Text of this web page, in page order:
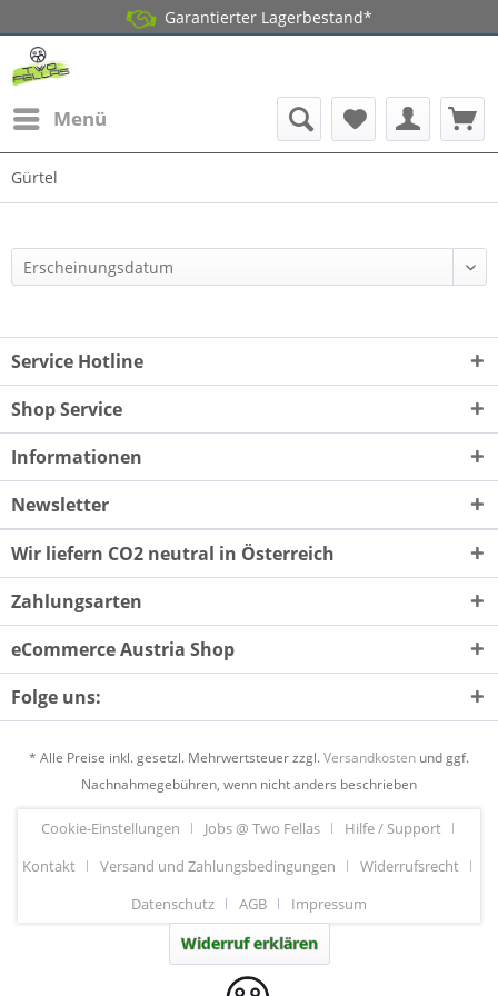
Garantierter Lagerbestand*
Menü
Gürtel
Service Hotline
Shop Service
Informationen
Newsletter
Wir liefern CO2 neutral in Österreich
Zahlungsarten
eCommerce Austria Shop
Folge uns:
* Alle Preise inkl. gesetzl. Mehrwertsteuer zzgl.Versandkosten und ggf.
Nachnahmegebühren, wenn nicht anders beschrieben
Cookie-Einstellungen Jobs @ Two Fellas
Hilfe / Support
Kontakt
Versand und Zahlungsbedingungen
Widerrufsrecht
Datenschutz
AGB Impressum
Widerruf erklären